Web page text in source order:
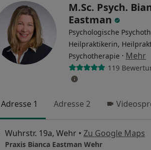
M.Sc. Psych.
Eastman
Psychologische
Heilpraktikerin,
Psychotherapie · Mehr
119
Adresse 1 Adresse 2
Wuhrstr. 19a, Wehr • Zu Google Maps
Praxis Bianca Eastman Wehr